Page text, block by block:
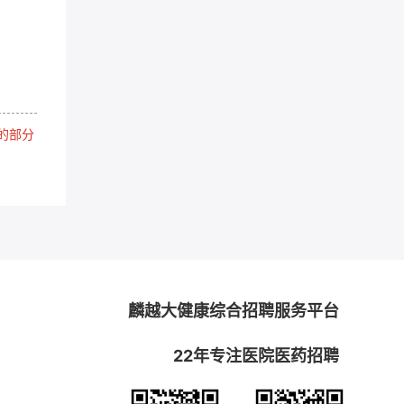
部分
麟越大健康综合招聘服务平台
22年专注医院医药招聘